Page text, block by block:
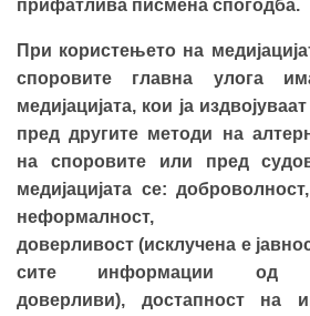
прифатлива писмена спогодба.
При користењето на
споровите главна улога
медијацијата, кои ја
преддругите методи на
на споровите или пред
медијацијата се:
неформалност,
доверливост (исклучена е
сите информации од
доверливи), достапност на